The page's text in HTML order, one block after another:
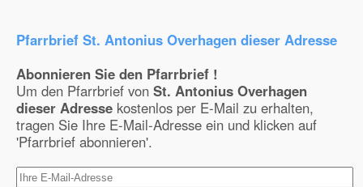
Pfarrbrief St. Antonius Overhagen dieser Adresse
Abonnieren Sie den Pfarrbrief !
Um den Pfarrbrief von St. Antonius Overhagen
dieser Adresse kostenlos per E-Mail zu erhalten,
tragen Sie Ihre E-Mail-Adresse ein und klicken auf
'Pfarrbrief abonnieren'.